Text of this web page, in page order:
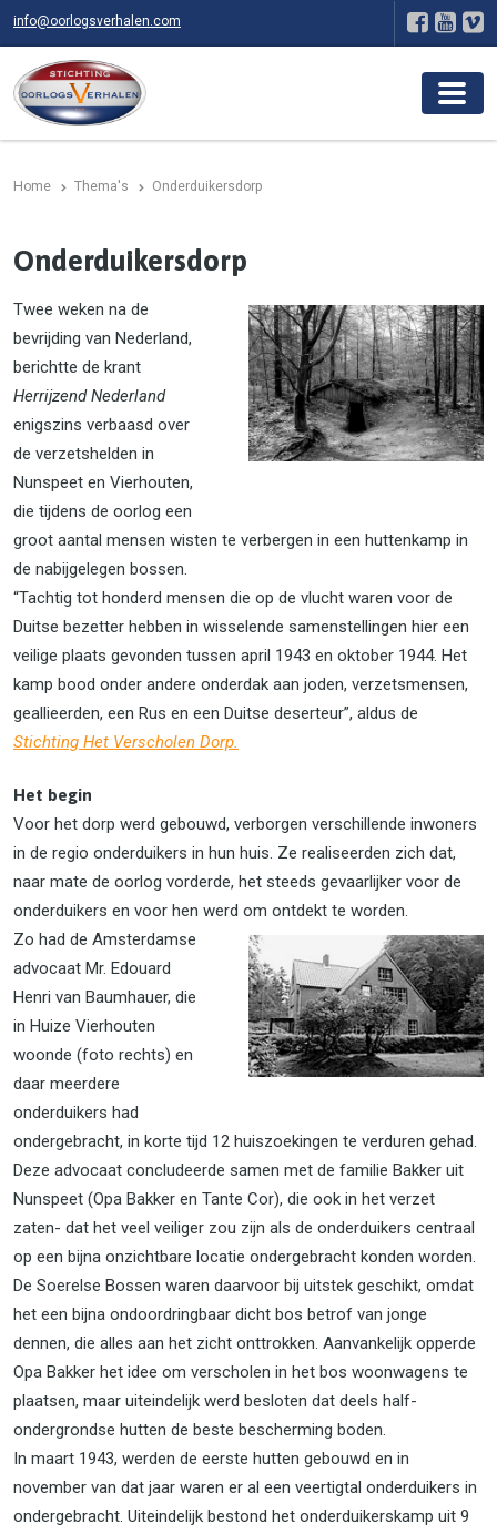
info@oorlogsverhalen.com
Home Thema's Onderduikersdorp
Onderduikersdorp
Twee weken na de
bevrijding van Nederland,
berichtte de krant
Herrijzend Nederland
enigszins verbaasd over
de verzetshelden in
Nunspeet en Vierhouten,
die tijdens de oorlog een
groot aantal mensen wisten te verbergen in een huttenkamp in
de nabijgelegen bossen.
“Tachtig tot honderd mensen die op de vlucht waren voor de
Duitse bezetter hebben in wisselende samenstellingen hier een
veilige plaats gevonden tussen april 1943 en oktober 1944. Het
kamp bood onder andere onderdak aan joden, verzetsmensen,
geallieerden, een Rus en een Duitse deserteur”, aldus de
Stichting Het Verscholen Dorp.
Het begin
Voor het dorp werd gebouwd, verborgen verschillende inwoners
in de regio onderduikers in hun huis. Ze realiseerden zich dat,
naar mate de oorlog vorderde, het steeds gevaarlijker voor de
onderduikers en voor hen werd om ontdekt te worden.
Zo had de Amsterdamse
advocaat Mr. Edouard
Henri van Baumhauer, die
in Huize Vierhouten
woonde (foto rechts) en
daar meerdere
onderduikers had
ondergebracht, in korte tijd 12 huiszoekingen te verduren gehad.
Deze advocaat concludeerde samen met de familie Bakker uit
Nunspeet (Opa Bakker en Tante Cor), die ook in het verzet
zaten- dat het veel veiliger zou zijn als de onderduikers centraal
op een bijna onzichtbare locatie ondergebracht konden worden.
De Soerelse Bossen waren daarvoor bij uitstek geschikt, omdat
het een bijna ondoordringbaar dicht bos betrof van jonge
dennen, die alles aan het zicht onttrokken. Aanvankelijk opperde
Opa Bakker het idee om verscholen in het bos woonwagens te
plaatsen, maar uiteindelijk werd besloten dat deels half-
ondergrondse hutten de beste bescherming boden.
In maart 1943, werden de eerste hutten gebouwd en in
november van dat jaar waren er al een veertigtal onderduikers in
ondergebracht. Uiteindelijk bestond het onderduikerskamp uit 9